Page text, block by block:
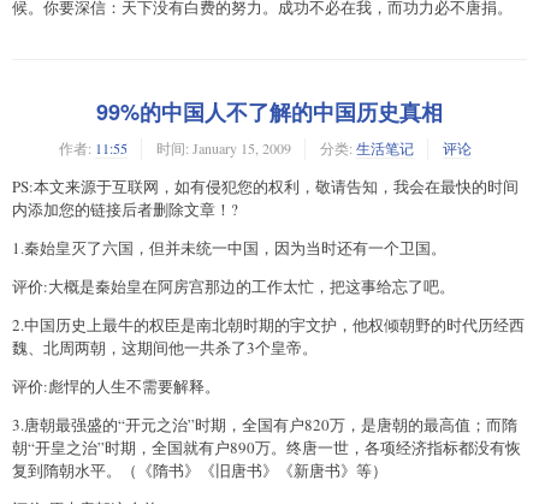
候。你要深信：天下没有白费的努力。成功不必在我，而功力必不唐捐。
99%的中国人不了解的中国历史真相
作者: 11:55 时间: January 15, 2009 分类: 生活笔记 评论
PS:本文来源于互联网，如有侵犯您的权利，敬请告知，我会在最快的时间
内添加您的链接后者删除文章！?
1.秦始皇灭了六国，但并未统一中国，因为当时还有一个卫国。
评价:大概是秦始皇在阿房宫那边的工作太忙，把这事给忘了吧。
2.中国历史上最牛的权臣是南北朝时期的宇文护，他权倾朝野的时代历经西
魏、北周两朝，这期间他一共杀了3个皇帝。
评价:彪悍的人生不需要解释。
3.唐朝最强盛的“开元之治”时期，全国有户820万，是唐朝的最高值；而隋
朝“开皇之治”时期，全国就有户890万。终唐一世，各项经济指标都没有恢
复到隋朝水平。（《隋书》《旧唐书》《新唐书》等）